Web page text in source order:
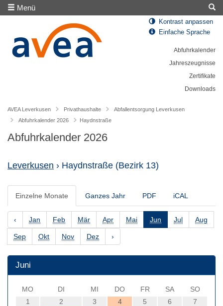
Menü
Kontrast anpassen
Einfache Sprache
Abfuhrkalender
Jahreszeugnisse
Zertifikate
Downloads
AVEA Leverkusen Privathaushalte
Abfallentsorgung Leverkusen
Abfuhrkalender 2026
Haydnstraße
Abfuhrkalender 2026
Leverkusen › Haydnstraße (Bezirk 13)
Einzelne Monate Ganzes Jahr PDF iCAL
‹ Jan Feb Mär Apr Mai Jun Jul Aug
Sep Okt Nov Dez ›
Juni
MO DI MI DO FR SA
SO
1
2 3 4 5 6 7